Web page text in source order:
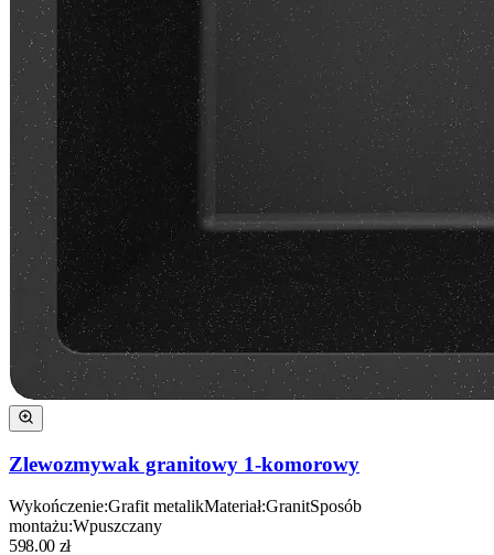
Zlewozmywak granitowy 1-komorowy
Wykończenie:Grafit metalikMateriał:GranitSposób
montażu:Wpuszczany
598.00 zł